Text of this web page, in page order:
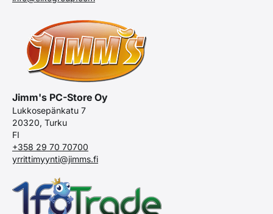
Jimm's PC-Store Oy
Lukkosepänkatu 7
20320, Turku
FI
+358 29 70 70700
yrrittimyynti@jimms.fi